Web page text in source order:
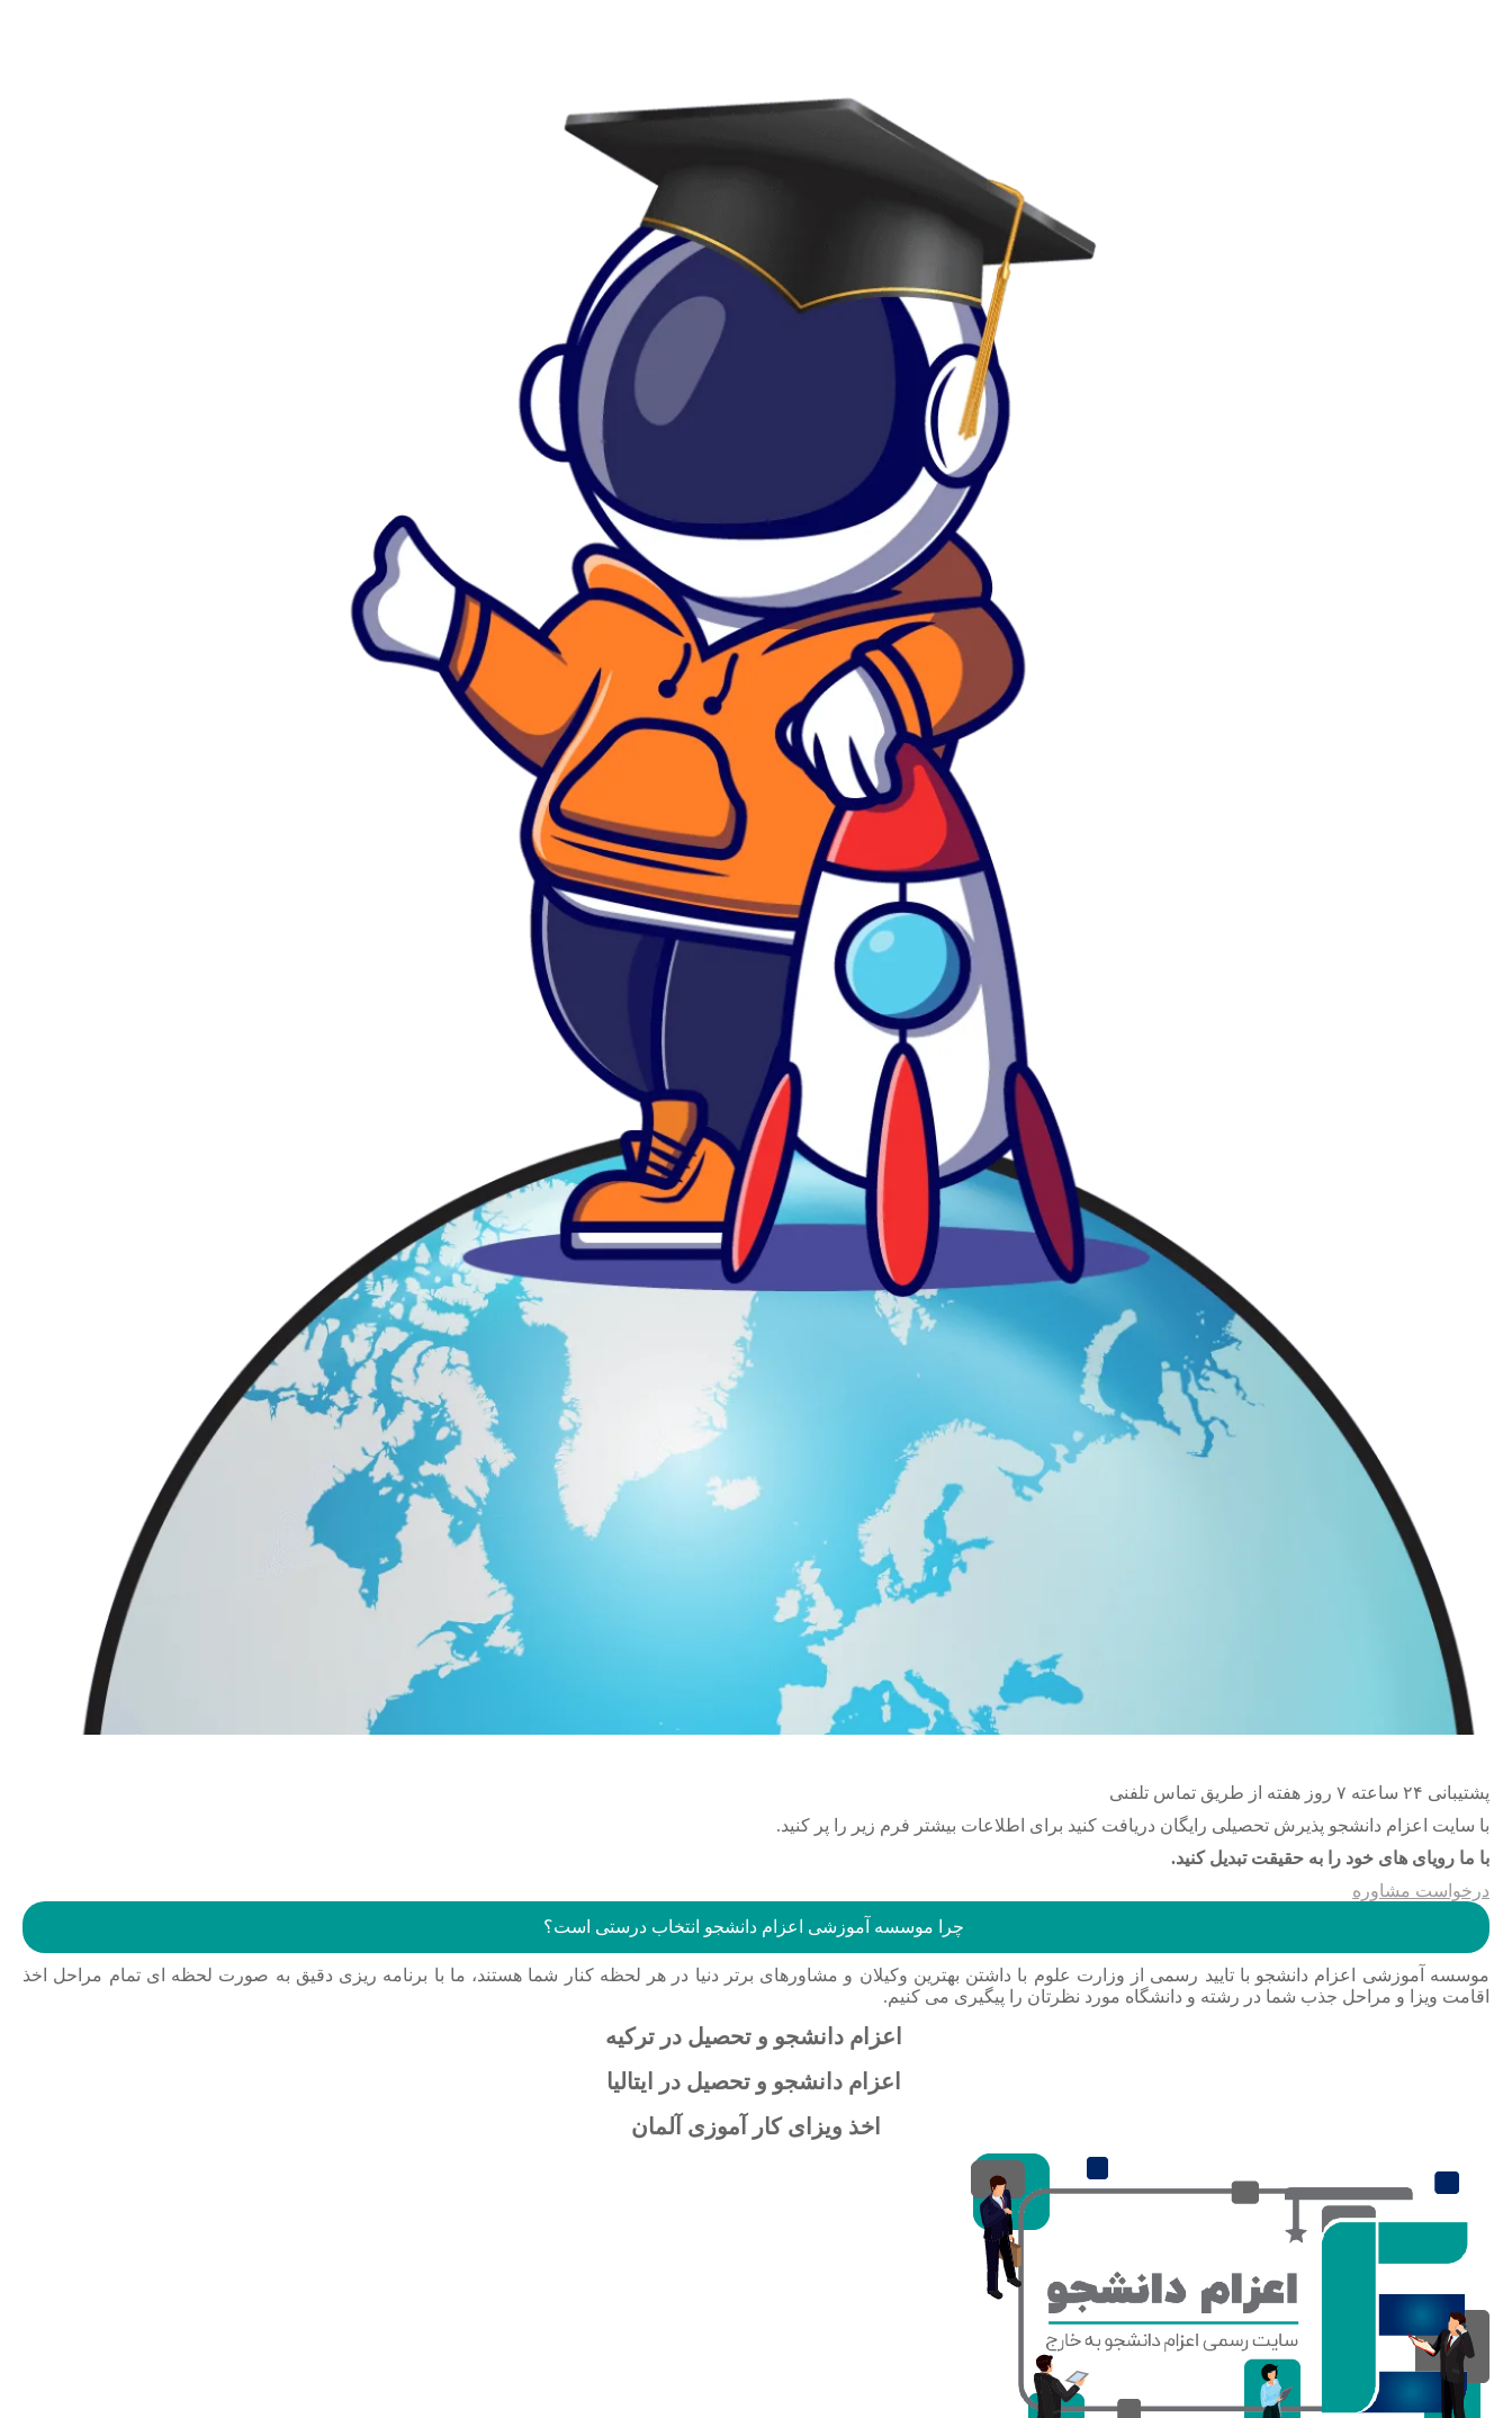
پشتیبانی ۲۴ ساعته ۷ روز هفته از طریق تماس تلفنی
با سایت اعزام دانشجو پذیرش تحصیلی رایگان دریافت کنید برای اطلاعات بیشتر فرم زیر را پر کنید.
با ما رویای های خود را به حقیقت تبدیل کنید.
درخواست مشاوره
چرا موسسه آموزشی اعزام دانشجو انتخاب درستی است؟
موسسه آموزشی اعزام دانشجو با تایید رسمی از وزارت علوم با داشتن بهترین وکیلان و مشاورهای برتر دنیا در هر لحظه کنار شما هستند، ما با برنامه ریزی دقیق به صورت لحظه ای تمام مراحل اخذ
اقامت ویزا و مراحل جذب شما در رشته و دانشگاه مورد نظرتان را پیگیری می کنیم.
اعزام دانشجو و تحصیل در ترکیه
اعزام دانشجو و تحصیل در ایتالیا
اخذ ویزای کار آموزی آلمان